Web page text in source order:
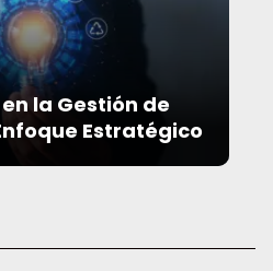
la Gestión de
Estratégico